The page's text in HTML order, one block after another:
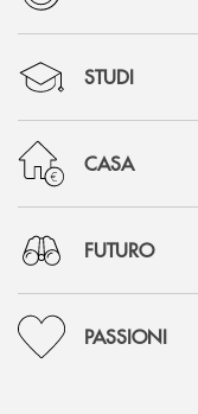
STUDI
CASA
FUTURO
PASSIONI